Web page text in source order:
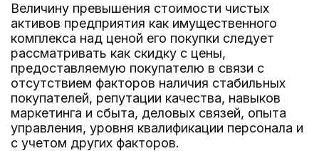
Величину превышения стоимости чистых
активов предприятия как имущественного
комплекса над ценой его покупки следует
рассматривать как скидку с цены,
предоставляемую покупателю в связи с
отсутствием факторов наличия стабильных
покупателей, репутации качества, навыков
маркетинга и сбыта, деловых связей, опыта
управления, уровня квалификации персонала и
с учетом других факторов.